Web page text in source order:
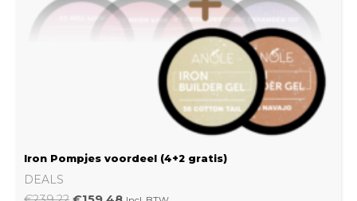
Iron Pompjes voordeel (4+2 gratis)
DEALS